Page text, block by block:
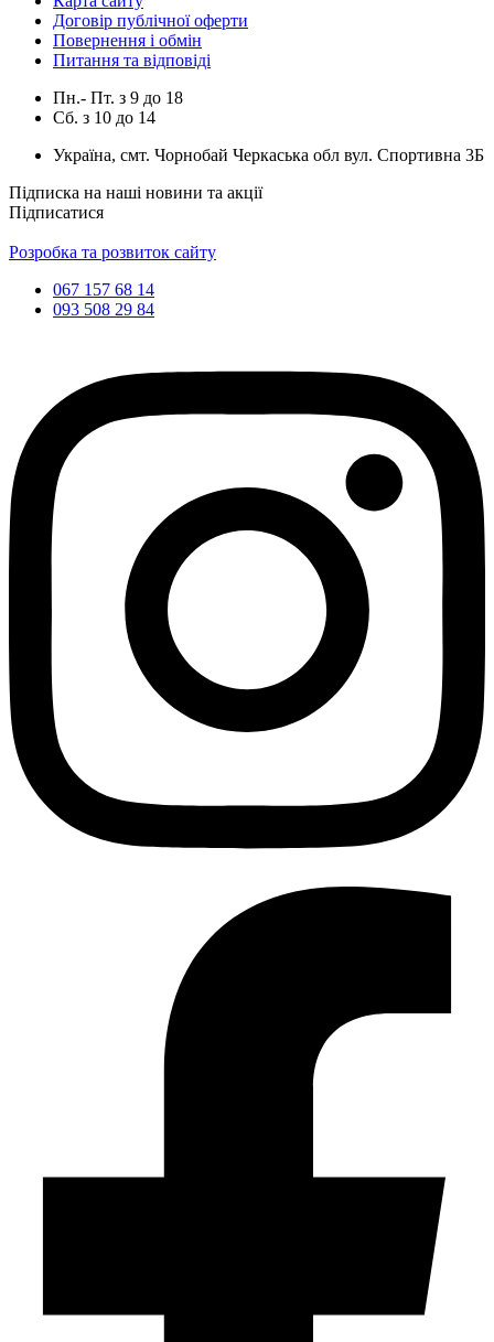
Договір публічної оферти
Повернення і обмін
Питання та відповіді
Пн.- Пт. з 9 до 18
Сб. з 10 до 14
Україна, смт. Чорнобай Черкаська обл вул. Спортивна 3Б
Підписка на наші новини та акції
Підписатися
Розробка та розвиток сайту
067 157 68 14
093 508 29 84